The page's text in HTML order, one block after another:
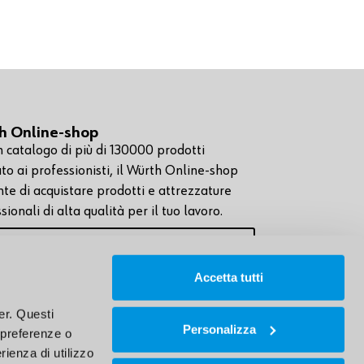
Questi
o
di utilizzo
Accetta tutti
Personalizza
Online-shop
catalogo di più di 130000 prodotti
ai professionisti, il Würth Online-shop
di acquistare prodotti e attrezzature
di alta qualità per il tuo lavoro.
Shop